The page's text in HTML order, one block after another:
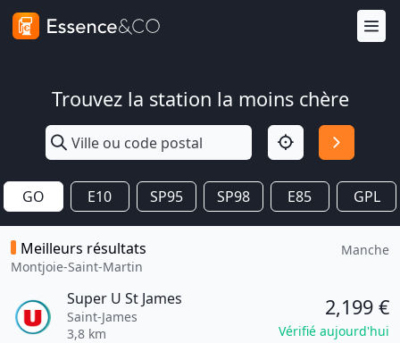
Trouvez la station la moins chère
GO E10 SP95 SP98 E85 GPL
Meilleurs résultats
Montjoie-Saint-Martin
Manche
Super U St James
Saint-James
3,8 km
2,199 €
Vérifié aujourd'hui